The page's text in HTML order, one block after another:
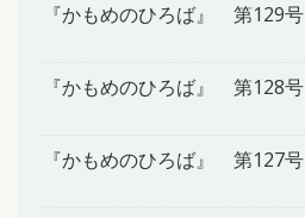
『かもめのひろば』 第129号
『かもめのひろば』 第128号
『かもめのひろば』 第127号